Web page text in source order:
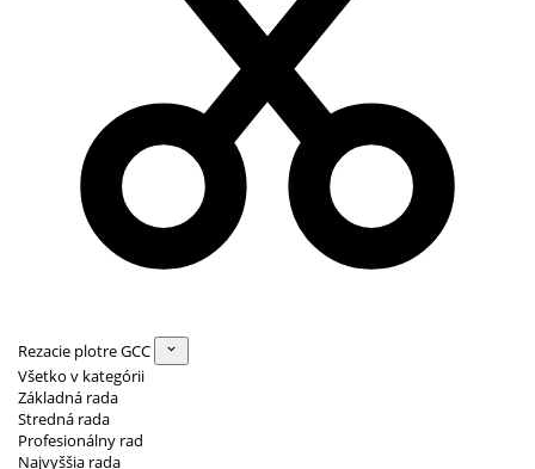
Rezacie plotre GCC
Všetko v kategórii
Základná rada
Stredná rada
Profesionálny rad
Najvyššia rada